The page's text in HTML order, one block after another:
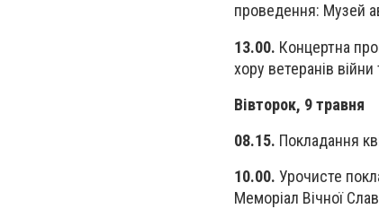
проведення: Музей
13.00. Концертна
хору ветеранів
Вівторок, 9 травня
08.15. Покладання
10.00. Урочисте
Меморіал Вічної